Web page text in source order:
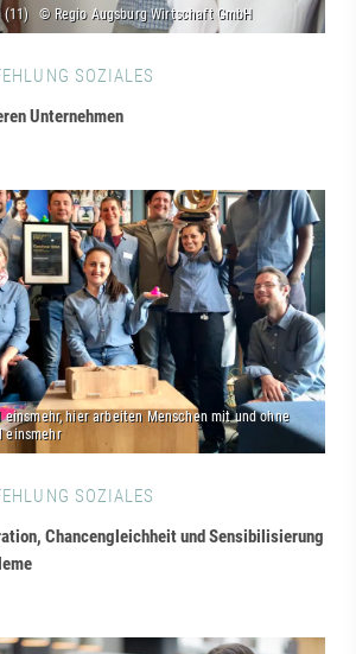
SOZIALES
Unternehmen
SOZIALES
Chancengleichheit und Sensibilisierung